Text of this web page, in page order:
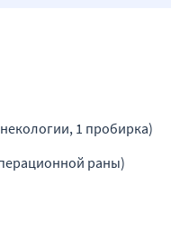
1 пробирка)
раны)